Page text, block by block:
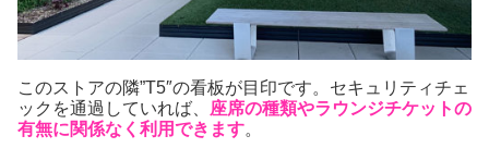
このストアの隣”T5″の看板が目印です。セキュリティチェ
ックを通過していれば、 座席の種類やラウンジチケットの
有無に関係なく利用できます。